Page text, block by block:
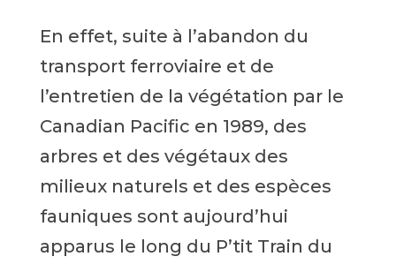
En effet, suite à l’abandon du
transport ferroviaire et de
l’entretien de la végétation par le
Canadian Pacific en 1989, des
arbres et des végétaux des
milieux naturels et des espèces
fauniques sont aujourd’hui
apparus le long du P’tit Train du